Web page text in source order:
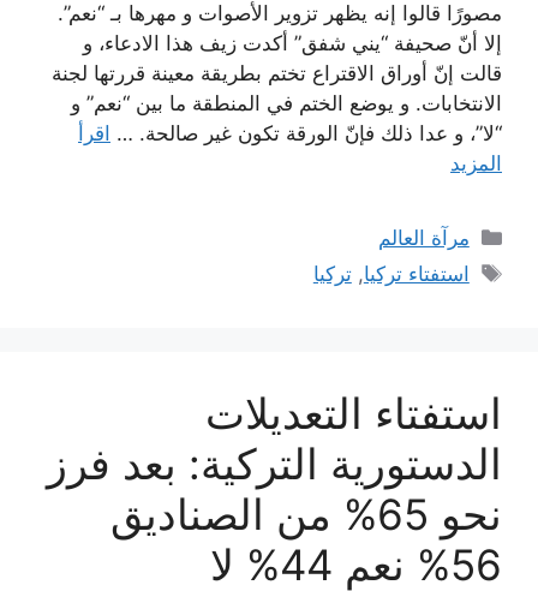
مصورًا قالوا إنه يظهر تزوير الأصوات و مهرها بـ “نعم”.
إلا أنّ صحيفة “يني شفق” أكدت زيف هذا الادعاء، و
قالت إنّ أوراق الاقتراع تختم بطريقة معينة قررتها لجنة
الانتخابات. و يوضع الختم في المنطقة ما بين “نعم” و
“لا”، و عدا ذلك فإنّ الورقة تكون غير صالحة. … اقرأ
المزيد
التصنيفات
مرآة العالم
الوسوم
استفتاء تركيا,تركيا
استفتاء التعديلات
الدستورية التركية: بعد فرز
نحو 65% من الصناديق
56% نعم 44% لا